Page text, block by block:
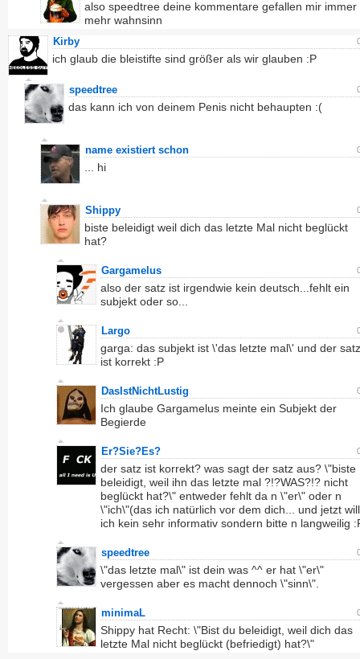
also speedtree deine kommentare gefallen mir immer
mehr wahnsinn
Kirby
ich glaub die bleistifte sind größer als wir glauben :P
speedtree
das kann ich von deinem Penis nicht behaupten :(
name existiert schon
... hi
Shippy
biste beleidigt weil dich das letzte Mal nicht beglückt
hat?
Gargamelus
also der satz ist irgendwie kein deutsch...fehlt ein
subjekt oder so...
Largo
garga: das subjekt ist \'das letzte mal\' und der satz
ist korrekt :P
DasIstNichtLustig
Ich glaube Gargamelus meinte ein Subjekt der
Begierde
Er?Sie?Es?
der satz ist korrekt? was sagt der satz aus? \"biste
beleidigt, weil ihn das letzte mal ?!?WAS?!? nicht
beglückt hat?\" entweder fehlt da n \"er\" oder n
\"ich\"(das ich natürlich vor dem dich... und jetzt will
ich kein sehr informativ sondern bitte n langweilig
speedtree
\"das letzte mal\" ist dein was ^^ er hat \"er\"
vergessen aber es macht dennoch \"sinn\".
minimaL
Shippy hat Recht: \"Bist du beleidigt, weil dich das
letzte Mal nicht beglückt (befriedigt) hat?\"